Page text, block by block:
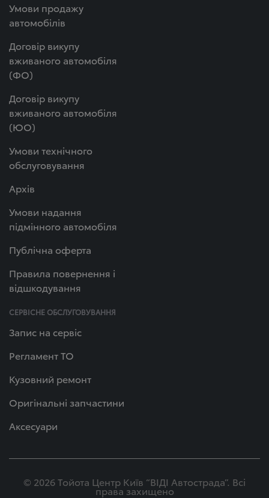
Умови продажу
автомобілів
Договір викупу
вживаного автомобіля
(ФО)
Договір викупу
вживаного автомобіля
(ЮО)
Умови технічного
обслуговування
Архів
Умови надання
підмінного автомобіля
Публічна оферта
Правила повернення і
відшкодування
СЕРВІСНЕ ОБСЛУГОВУВАННЯ
Запис на сервіс
Регламент ТО
Кузовний ремонт
Оригінальні запчастини
Аксесуари
© 2026 Тойота Центр Київ “ВІДІ Автострада”. Всі
права захищено